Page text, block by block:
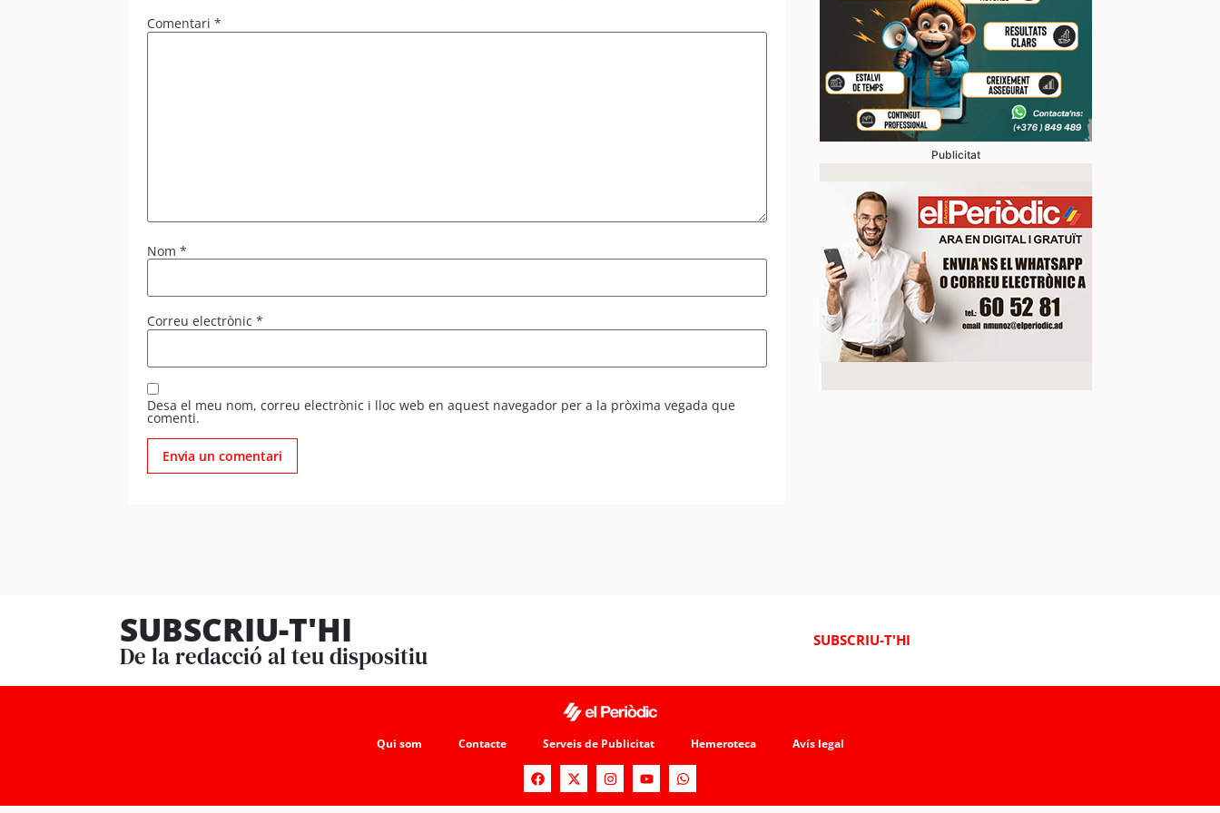
Comentari *
Nom *
Correu electrònic *
Desa el meu nom, correu electrònic i lloc web en aquest navegador per a la pròxima vegada que
comenti.
Publicitat
SUBSCRIU-T'HI
De la redacció al teu dispositiu
SUBSCRIU-T'HI
Qui som Contacte Serveis de Publicitat Hemeroteca Avís legal